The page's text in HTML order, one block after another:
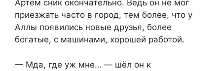
Артём сник окончательно. Ведь он не мог
приезжать часто в город, тем более, что у
Аллы появились новые друзья, более
богатые, с машинами, хорошей работой.
— Мда, где уж мне… — шёл он к